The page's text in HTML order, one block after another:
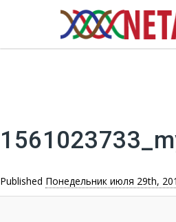
Published Понедельник июля 29th,